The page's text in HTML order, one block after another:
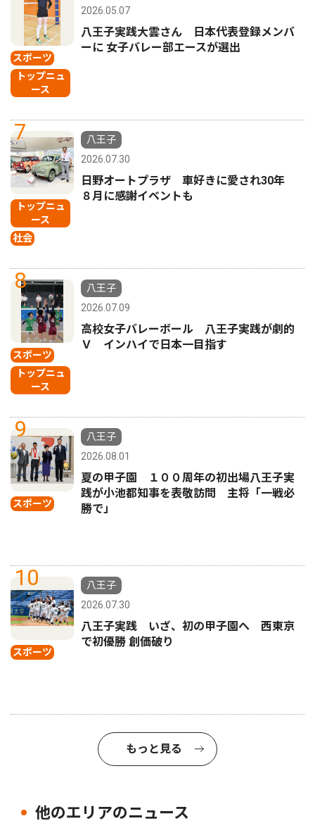
スポーツ
トップニュ
ース
2026.05.07
八王子実践大雲さん 日本代表登録メンバ
ーに 女子バレー部エースが選出
7
トップニュ
ース
社会
八王子
2026.07.30
日野オートプラザ 車好きに愛され30年
８月に感謝イベントも
8
スポーツ
トップニュ
ース
八王子
2026.07.09
高校女子バレーボール 八王子実践が劇的
Ｖ インハイで日本一目指す
9
スポーツ
八王子
2026.08.01
夏の甲子園 １００周年の初出場八王子実
践が小池都知事を表敬訪問 主将「一戦必
勝で」
10
スポーツ
八王子
2026.07.30
八王子実践 いざ、初の甲子園へ 西東京
で初優勝 創価破り
もっと見る
他のエリアのニュース